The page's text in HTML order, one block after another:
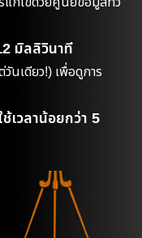
มิลลิวินาที
นเดียว!) เพื่อดูการ
เวลาน้อยกว่า 5